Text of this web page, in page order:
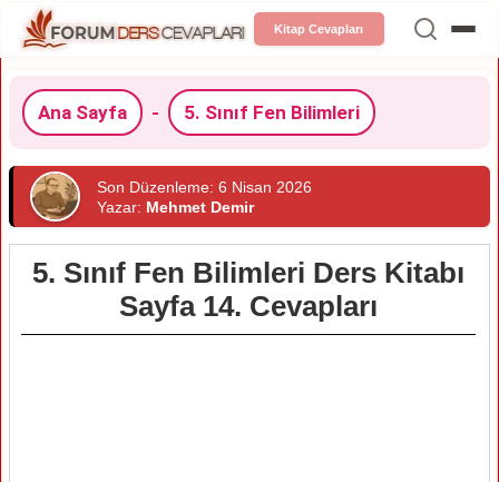
Kitap Cevapları
Ana Sayfa - 5. Sınıf Fen Bilimleri
Son Düzenleme: 6 Nisan 2026
Yazar: Mehmet Demir
5. Sınıf Fen Bilimleri Ders Kitabı
Sayfa 14. Cevapları